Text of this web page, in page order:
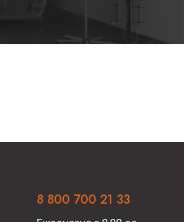
8 800 700 21 33